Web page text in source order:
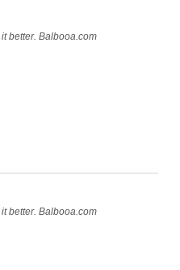
better. Balbooa.com
better. Balbooa.com